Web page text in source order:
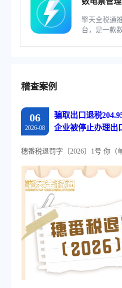
擎天全税通
台，是一款
稽查案例
06
2026-08
骗取出口退税
企业被停止办理出
穗番税退罚字〔2026〕1号 你（